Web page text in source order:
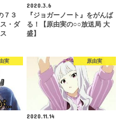
７３
・ダ
2020.3.6
『ジョガーノート』をがんば
る！【原由実の○○放送局 大
盛】
実 原由実
2020.11.14